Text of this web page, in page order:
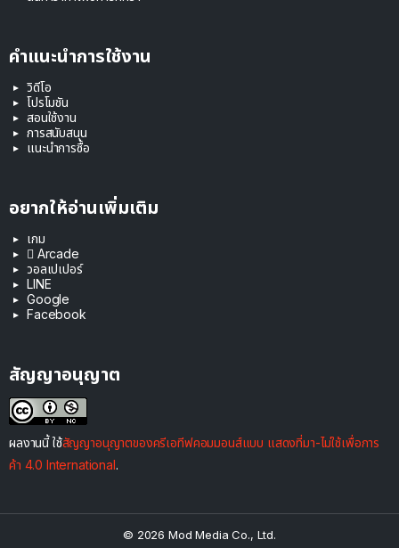
คำแนะนำการใช้งาน
วิดีโอ
โปรโมชัน
สอนใช้งาน
การสนับสนุน
แนะนำการซื้อ
อยากให้อ่านเพิ่มเติม
เกม
 Arcade
วอลเปเปอร์
LINE
Google
Facebook
สัญญาอนุญาต
ผลงานนี้ ใช้สัญญาอนุญาตของครีเอทีฟคอมมอนส์แบบ แสดงที่มา-ไม่ใช้เพื่อการ
ค้า 4.0 International.
© 2026 Mod Media Co., Ltd.